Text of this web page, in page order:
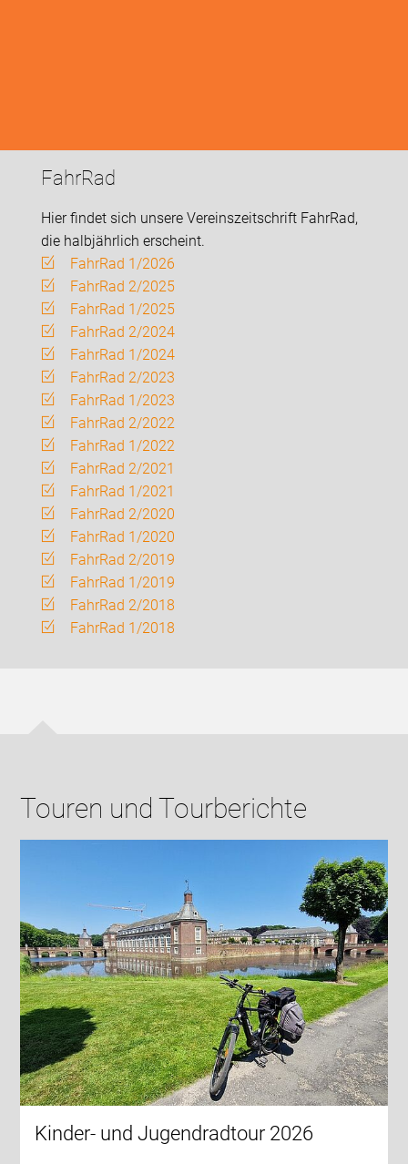
FahrRad
Hier findet sich unsere Vereinszeitschrift FahrRad,
die halbjährlich erscheint.
FahrRad 1/2026
FahrRad 2/2025
FahrRad 1/2025
FahrRad 2/2024
FahrRad 1/2024
FahrRad 2/2023
FahrRad 1/2023
FahrRad 2/2022
FahrRad 1/2022
FahrRad 2/2021
FahrRad 1/2021
FahrRad 2/2020
FahrRad 1/2020
FahrRad 2/2019
FahrRad 1/2019
FahrRad 2/2018
FahrRad 1/2018
Touren und Tourberichte
Kinder- und Jugendradtour 2026